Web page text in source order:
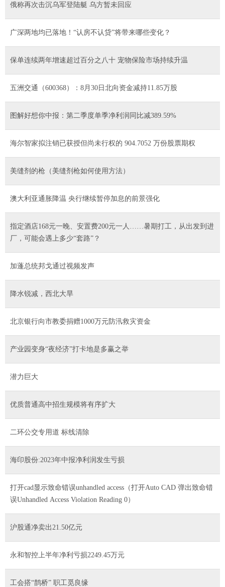
俄称再次击沉乌军登陆艇 乌方暂未回应
广深两地均已落地！“认房不认贷”将带来哪些变化？
保单连续两年增速超过百分之八十 宠物保险市场持续升温
五洲交通（600368）：8月30日北向资金减持11.85万股
图解好想你中报：第二季度单季净利润同比减389.59%
海尔智家拟注销已获授但尚未行权的 904.7052 万份股票期权
美缝剂的枪（美缝剂枪如何使用方法）
澳大利亚通胀降温 央行继续暂停加息的前景强化
指定酒店168元一晚、安置费200元一人……暑期打工，从出发到进
厂，可能会遇上多少“套路”？
加蓬总统邦戈通过视频发声
降水锐减，西北大旱
北京银行向市教委捐赠1000万元防汛救灾资金
产业园变身“夜经济”打卡地是多赢之举
潜力巨大
优质普通高中招生规模将有序扩大
二环公交专用道 标线清除
海印股份:2023年中报净利润发生亏损
打开cad显示致命错误unhandled access（打开Auto CAD 弹出致命错
误Unhandled Access Violation Reading 0）
沪股通净卖出21.50亿元
永和智控上半年净利亏损2249.45万元
工会搭“鹊桥” 职工觅良缘